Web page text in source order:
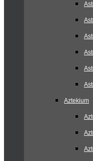
Aztekium